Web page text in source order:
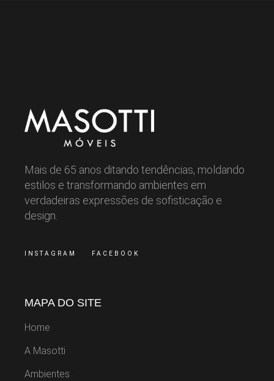
Mais de 65 anos ditando tendências, moldando
estilos e transformando ambientes em
verdadeiras expressões de sofisticação e
design.
INSTAGRAM FACEBOOK
MAPA DO SITE
Home
A Masotti
Ambientes